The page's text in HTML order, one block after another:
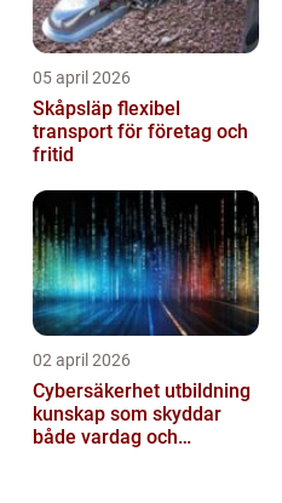
05 april 2026
Skåpsläp flexibel
transport för företag och
fritid
02 april 2026
Cybersäkerhet utbildning
kunskap som skyddar
både vardag och